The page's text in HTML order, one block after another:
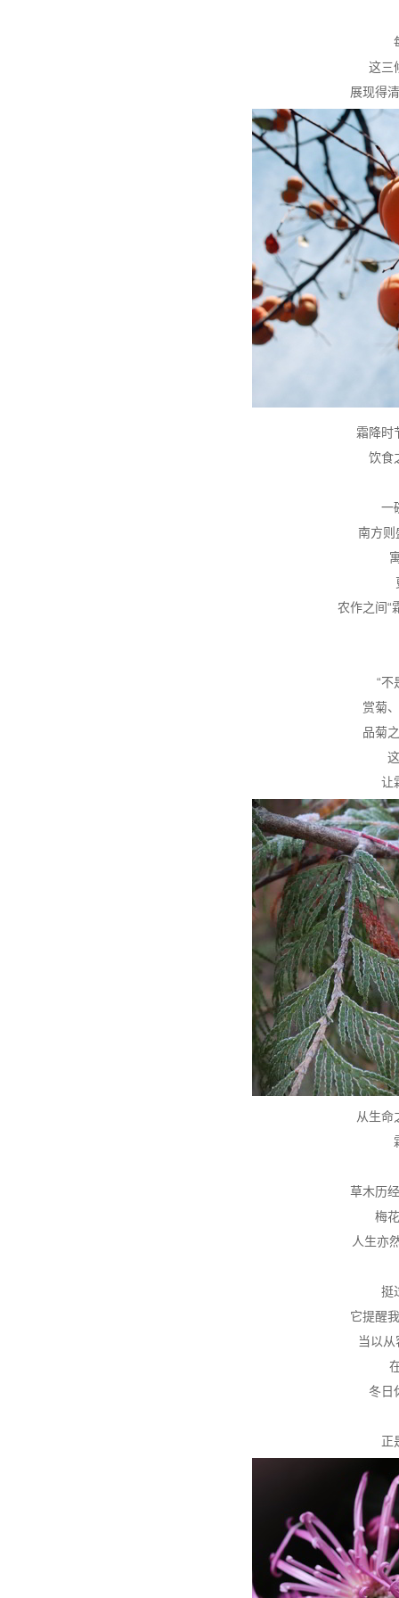
这三
展现得
霜降时
饮食
一
南方则
农作之间“
“不
赏菊
品菊
让
从生命
草木历
梅
人生亦
挺
它提醒
当以从
冬日
正